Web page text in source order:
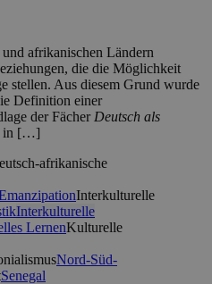
afrikanischen Ländern
die die Möglichkeit
stellen. Aus diesem Grund wurde
Definition einer
der Fächer Deutsch als
in […]
afrikanische
Interkulturelle
Interkulturelle
LernenKulturelle
Nord-Süd-
Senegal